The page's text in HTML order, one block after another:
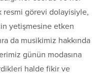
resmi görevi dolayisiyle,
yetişmesine etken
da musikimiz hakkında
günün modasına
halde fikir ve